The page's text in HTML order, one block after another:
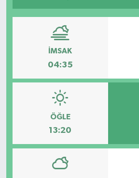
İMSAK
04:35
ÖĞLE
13:20
RESMİ İLANLAR
KÜLTÜR
MAGAZİN
VEFAT
BİLİM&TEKNOLOJİ